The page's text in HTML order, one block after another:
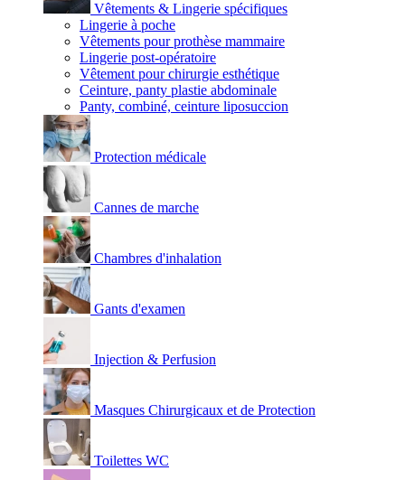
Vêtements & Lingerie spécifiques
Lingerie à poche
Vêtements pour prothèse mammaire
Lingerie post-opératoire
Vêtement pour chirurgie esthétique
Ceinture, panty plastie abdominale
Panty, combiné, ceinture liposuccion
Protection médicale
Cannes de marche
Chambres d'inhalation
Gants d'examen
Injection & Perfusion
Masques Chirurgicaux et de Protection
Toilettes WC